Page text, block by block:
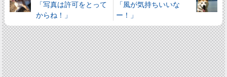
「写真は許可をとって
からね！」
「風が気持ちいいな
ー！」